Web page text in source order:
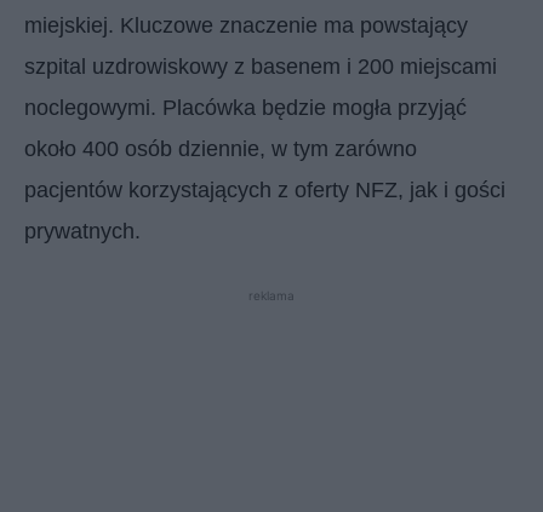
miejskiej. Kluczowe znaczenie ma powstający
szpital uzdrowiskowy z basenem i 200 miejscami
noclegowymi. Placówka będzie mogła przyjąć
około 400 osób dziennie, w tym zarówno
pacjentów korzystających z oferty NFZ, jak i gości
prywatnych.
reklama